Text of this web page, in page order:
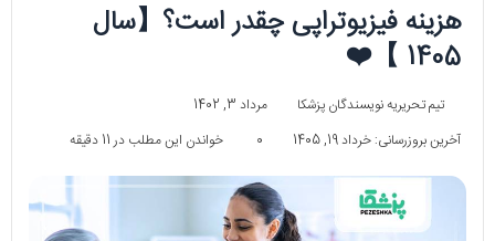
هزینه فیزیوتراپی چقدر است؟【سال
1405 】❤️
تیم تحریریه نویسندگان پزشکا
مرداد 3, 1402
آخرین بروزرسانی: خرداد 19, 1405
0 خواندن این مطلب در 11 دقیقه